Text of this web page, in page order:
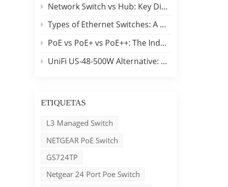
Network Switch vs Hub: Key Differences, Performance Comparison & Industrial Applications
Types of Ethernet Switches: A B2B Engineering & Buyer Guide
PoE vs PoE+ vs PoE++: The Industrial Edge Selection Guide
UniFi US-48-500W Alternative: Benchu 48-Port Switch Comparison
ETIQUETAS
L3 Managed Switch
NETGEAR PoE Switch
GS724TP
Netgear 24 Port Poe Switch